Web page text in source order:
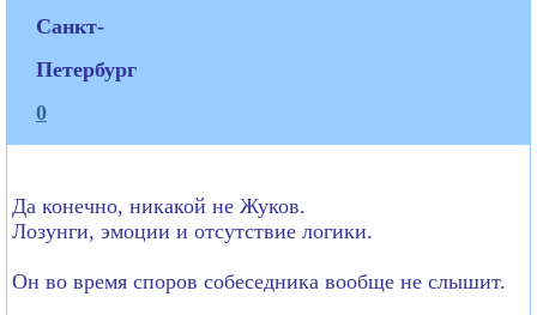
Санкт-
Петербург
0
Да конечно, никакой не Жуков.
Лозунги, эмоции и отсутствие логики.
Он во время споров собеседника вообще не слышит.